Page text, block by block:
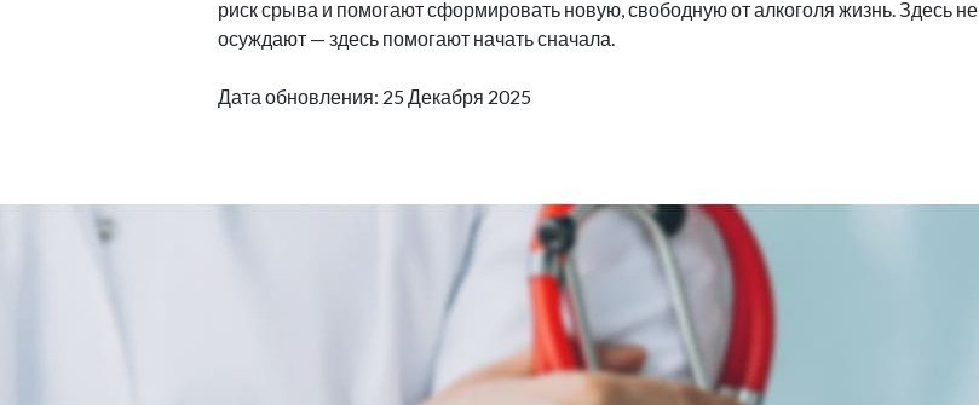
риск срыва и помогают сформировать новую, свободную от алкоголя жизнь. Здесь не
осуждают — здесь помогают начать сначала.
Дата обновления: 25 Декабря 2025